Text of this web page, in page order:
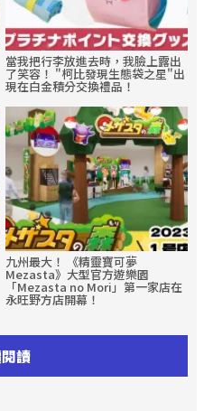
當我把行李放進去時，我臉上露出
了笑容！ "柯比發現生態袋之星"出
現在白金積分交換禮品！
九州最大！ 《精靈寶可夢
Mezasta》大型官方遊樂園
「Mezasta no Mori」第一家店在
永旺野方店開幕！
讀